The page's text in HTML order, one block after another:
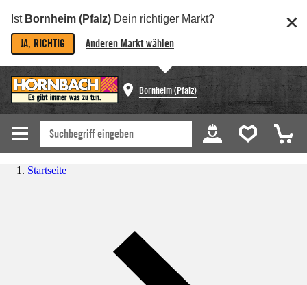
Ist Bornheim (Pfalz) Dein richtiger Markt?
JA, RICHTIG Anderen Markt wählen
Bornheim (Pfalz)
Startseite